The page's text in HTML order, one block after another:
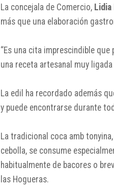
La concejala de Comercio,
más que una elaboración
“Es una cita imprescindible
una receta artesanal muy
La edil ha recordado además
y puede encontrarse durante
La tradicional coca amb
cebolla, se consume
habitualmente de bacores o
las Hogueras.